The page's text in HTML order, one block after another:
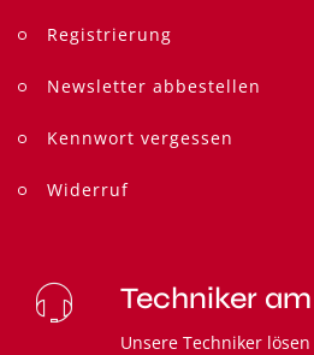
Registrierung
Newsletter abbestellen
Kennwort vergessen
Widerruf
Techniker
Unsere Techniker